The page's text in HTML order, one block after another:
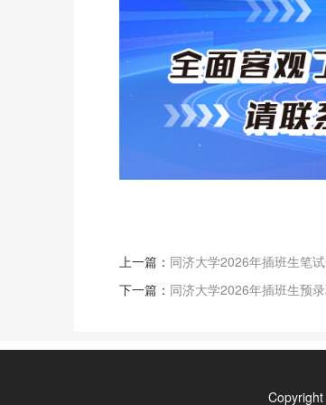
上一篇： 同济大学2026年插班生笔
下一篇： 同济大学2026年插班生预